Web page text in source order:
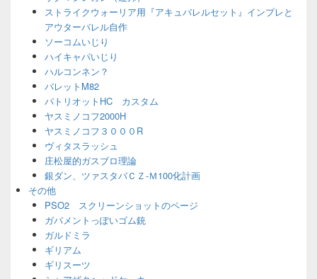
ストライクウォーリア用『アキュバレルセット』インプレと
アウターバレル自作
ソーコムいじり
ハイキャパいじり
ハルコンネン？
バレットM82
パトリオットHC カスタム
ヤスミノコフ2000H
ヤスミノコフ３０００R
ヴィタスラッシュ
庄松屋的ガスブロ理論
銀ダン、ツァスタバＣＺ-Ｍ100化計画
その他
PSO2 スクリーンショットのページ
ガバメントっぽいゴム銃
ガルドミラ
ギリアム
ギリスーツ